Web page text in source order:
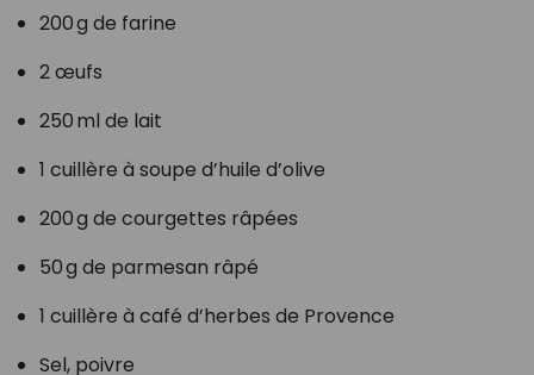
200 g de farine
2 œufs
250 ml de lait
1 cuillère à soupe d’huile d’olive
200 g de courgettes râpées
50 g de parmesan râpé
1 cuillère à café d’herbes de Provence
Sel, poivre